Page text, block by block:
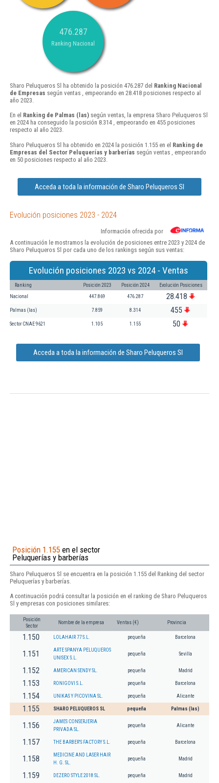
476.287
Ranking Nacional
Sharo Peluqueros Sl ha obtenido la posición 476.287 del Ranking Nacional
de Empresas según ventas , empeorando en 28.418 posiciones respecto al
año 2023.
En el Ranking de Palmas (las) según ventas, la empresa Sharo Peluqueros Sl
en 2024 ha conseguido la posición 8.314 , empeorando en 455 posiciones
respecto al año 2023.
Sharo Peluqueros Sl ha obtenido en 2024 la posición 1.155 en el Ranking de
Empresas del Sector Peluquerías y barberías según ventas , empeorando
en 50 posiciones respecto al año 2023.
Acceda a toda la información de Sharo Peluqueros Sl
Evolución posiciones 2023 - 2024
Información ofrecida por
A continuación le mostramos la evolución de posiciones entre 2023 y 2024 de
Sharo Peluqueros Sl por cada uno de los rankings según sus ventas:
Evolución posiciones 2023 vs 2024 - Ventas
Ranking Posición 2023 Posición 2024 Evolución Posiciones
Nacional 447.869 476.287 28.418
Palmas (las) 7.859 8.314 455
Sector CNAE 9621 1.105 1.155 50
Acceda a toda la información de Sharo Peluqueros Sl
Posición 1.155 en el sector
Peluquerías y barberías
Sharo Peluqueros Sl se encuentra en la posición 1.155 del Ranking del sector
Peluquerías y barberías.
A continuación podrá consultar la posición en el ranking de Sharo Peluqueros
Sl y empresas con posiciones similares:
Posición
Sector
Nombre de la empresa Ventas (€) Provincia
1.150 LOLAHAIR 77 S.L. pequeña Barcelona
1.151
ARTE SPANYA PELUQUEROS
UNISEX S.L.
pequeña Sevilla
1.152 AMERICAN SENDY SL. pequeña Madrid
1.153 RONIGOVI S.L. pequeña Barcelona
1.154 UNIKAS Y PICOVINA SL. pequeña Alicante
1.155 SHARO PELUQUEROS SL pequeña Palmas (las)
1.156
JAMES CONSERJERIA
PRIVADA SL.
pequeña Alicante
1.157 THE BARBER'S FACTORY S.L. pequeña Barcelona
1.158
MEDICINE AND LASER HAIR
H. G. SL.
pequeña Madrid
1.159 DEZERO STYLE 2018 SL. pequeña Madrid